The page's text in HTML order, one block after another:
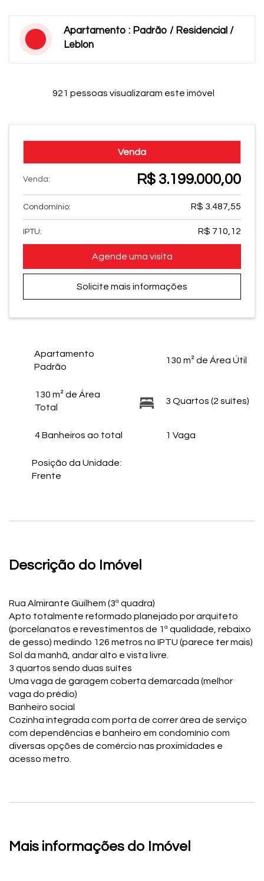
Apartamento : Padrão / Residencial /
Leblon
921 pessoas visualizaram este imóvel
Venda
Venda: R$ 3.199.000,00
Condomínio: R$ 3.487,55
IPTU: R$ 710,12
Agende uma visita
Solicite mais informações
Apartamento
Padrão
130 m² de Área Útil
130 m² de Área
Total
3 Quartos (2 suítes)
4 Banheiros ao total 1 Vaga
Posição da Unidade:
Frente
Descrição do Imóvel
Rua Almirante Guilhem (3ª quadra)
Apto totalmente reformado planejado por arquiteto
(porcelanatos e revestimentos de 1ª qualidade, rebaixo
de gesso) medindo 126 metros no IPTU (parece ter mais)
Sol da manhã, andar alto e vista livre.
3 quartos sendo duas suítes
Uma vaga de garagem coberta demarcada (melhor
vaga do prédio)
Banheiro social
Cozinha integrada com porta de correr área de serviço
com dependências e banheiro em condomínio com
diversas opções de comércio nas proximidades e
acesso metro.
Mais informações do Imóvel